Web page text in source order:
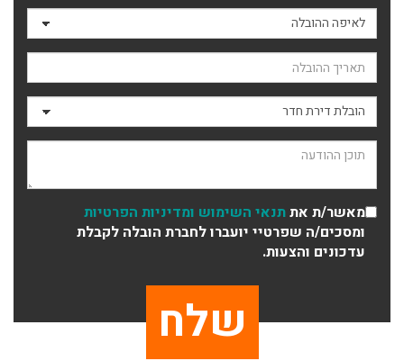
לאיפה ההובלה
תאריך ההובלה
סוג ההובלה
תוכן ההודעה
מאשר/ת אתתנאי השימוש ומדיניות הפרטיות
ומסכים/ה שפרטיי יועברו לחברת הובלה לקבלת
עדכונים והצעות.